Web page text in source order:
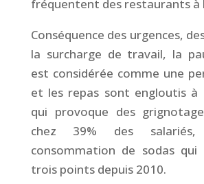
fréquentent des restaurants à
Conséquence des urgences,
la surcharge de travail, la
est considérée comme une
et les repas sont engloutis à
qui provoque des
chez 39% des
consommation de sodas
trois points depuis 2010.